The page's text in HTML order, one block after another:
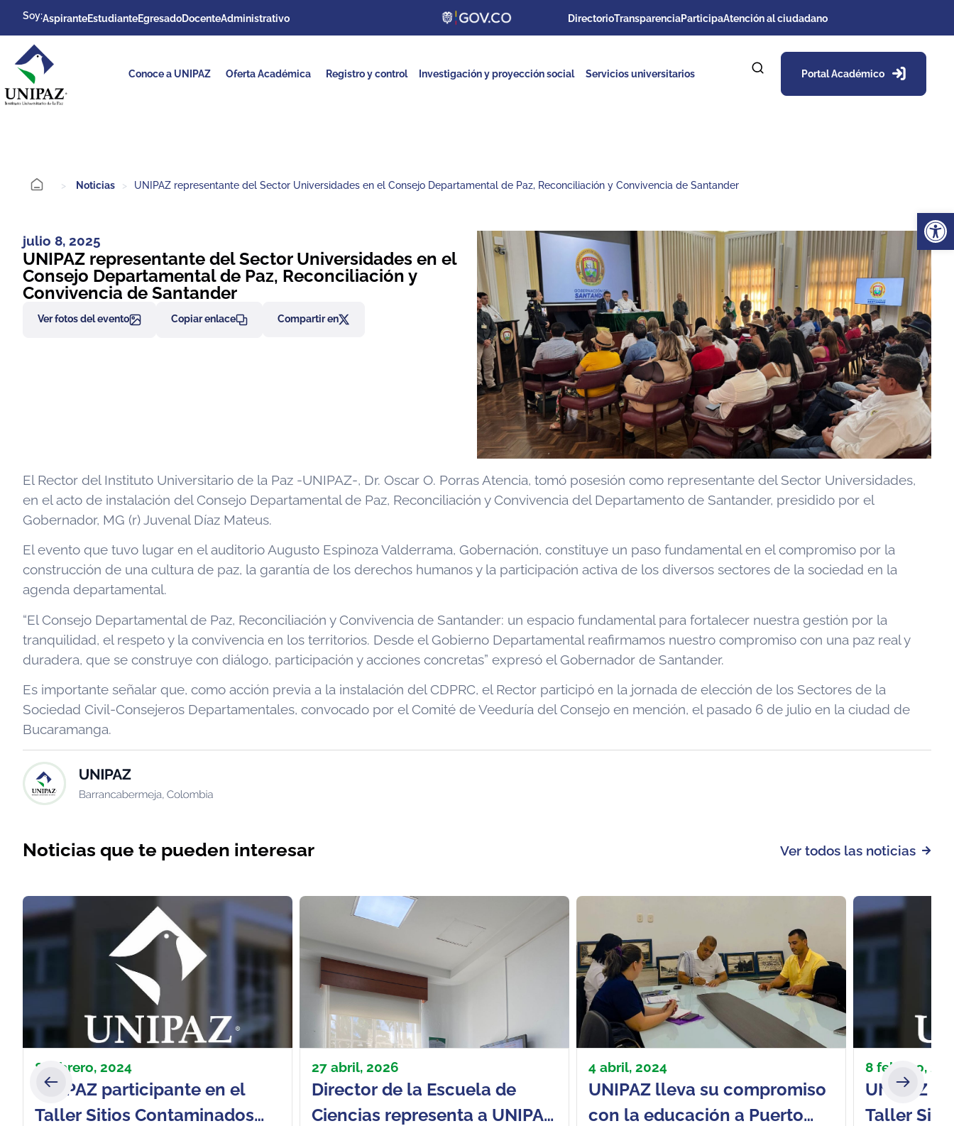
Soy:AspiranteEstudianteEgresadoDocenteAdministrativo DirectorioTransparenciaParticipaAtención al ciudadano
Conoce a UNIPAZ Oferta Académica Registro y control Investigación y proyección social Servicios universitarios Portal Académico
> Noticias > UNIPAZ representante del Sector Universidades en el Consejo Departamental de Paz, Reconciliación y Convivencia de Santander
julio 8, 2025
UNIPAZ representante del Sector Universidades en el
Consejo Departamental de Paz, Reconciliación y
Convivencia de Santander
Ver fotos del evento Copiar enlace Compartir en
El Rector del Instituto Universitario de la Paz -UNIPAZ-, Dr. Oscar O. Porras Atencia, tomó posesión como representante del Sector Universidades,
en el acto de instalación del Consejo Departamental de Paz, Reconciliación y Convivencia del Departamento de Santander, presidido por el
Gobernador, MG (r) Juvenal Díaz Mateus.
El evento que tuvo lugar en el auditorio Augusto Espinoza Valderrama, Gobernación, constituye un paso fundamental en el compromiso por la
construcción de una cultura de paz, la garantía de los derechos humanos y la participación activa de los diversos sectores de la sociedad en la
agenda departamental.
“El Consejo Departamental de Paz, Reconciliación y Convivencia de Santander: un espacio fundamental para fortalecer nuestra gestión por la
tranquilidad, el respeto y la convivencia en los territorios. Desde el Gobierno Departamental reafirmamos nuestro compromiso con una paz real y
duradera, que se construye con diálogo, participación y acciones concretas” expresó el Gobernador de Santander.
Es importante señalar que, como acción previa a la instalación del CDPRC, el Rector participó en la jornada de elección de los Sectores de la
Sociedad Civil-Consejeros Departamentales, convocado por el Comité de Veeduría del Consejo en mención, el pasado 6 de julio en la ciudad de
Bucaramanga.
Noticias que te pueden interesar Ver todos las noticias
8 febrero, 2024
UNIPAZ participante en el
Taller Sitios Contaminados
27 abril, 2026
Director de la Escuela de
Ciencias representa a UNIPAZ
4 abril, 2024
UNIPAZ lleva su compromiso
con la educación a Puerto
8 febrero,
UNIPAZ
Taller